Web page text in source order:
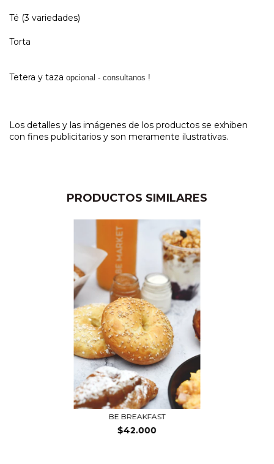
Té (3 variedades)
Torta
Tetera y taza opcional - consultanos !
Los detalles y las imágenes de los productos se exhiben
con fines publicitarios y son meramente ilustrativas.
PRODUCTOS SIMILARES
BE BREAKFAST
$42.000